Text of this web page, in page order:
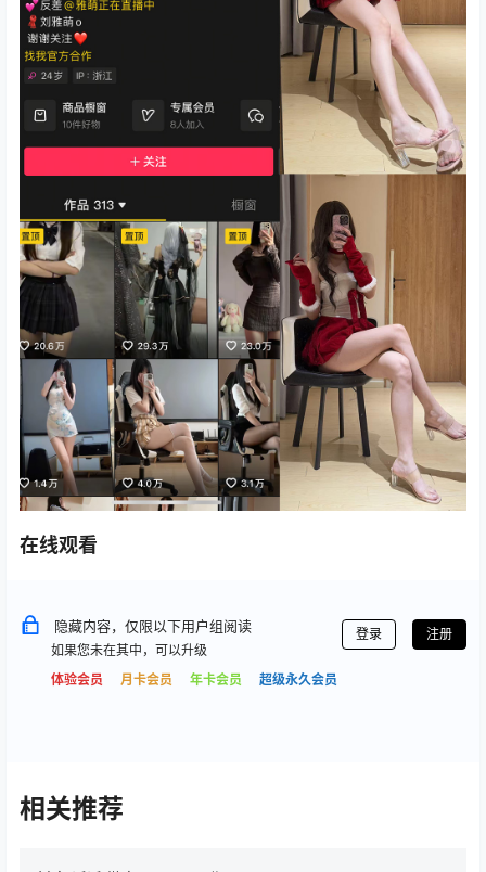
在线观看
隐藏内容，仅限以下用户组阅读
如果您未在其中，可以升级
体验会员
月卡会员 年卡会员 超级永久会员
登录 注册
相关推荐